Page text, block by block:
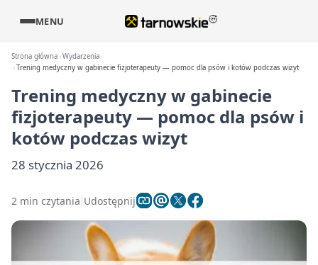
MENU
Strona główna Wydarzenia
Trening medyczny w gabinecie fizjoterapeuty — pomoc dla psów i kotów podczas wizyt
Trening medyczny w gabinecie
fizjoterapeuty — pomoc dla psów i
kotów podczas wizyt
28 stycznia 2026
2 min czytania Udostępnij